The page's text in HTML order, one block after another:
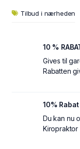
Tilbud i nærheden
10 %
Gives til
Rabatten
10%
Du kan nu
Kiropraktor